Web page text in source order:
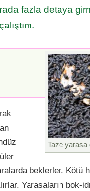
fazla detaya
Taze yarasa
beklerler. Kötü
Yarasaların bok-